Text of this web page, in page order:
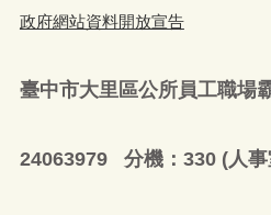
政府網站資料開放宣告
臺中市大里區公所員工職場
公務人
24063979 分機：330 (人事
勞基法人